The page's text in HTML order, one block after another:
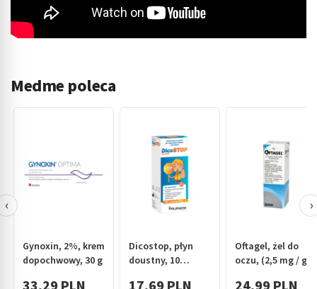
Medme poleca
Gynoxin, 2%, krem
dopochwowy, 30 g
Dicostop, płyn
doustny, 10
Oftagel, żel do
oczu, (2,5 mg / g),
‹ ›